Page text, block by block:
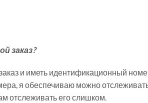
заказ?
и иметь идентификационный
я обеспечиваю можно
отслеживать его слишком.